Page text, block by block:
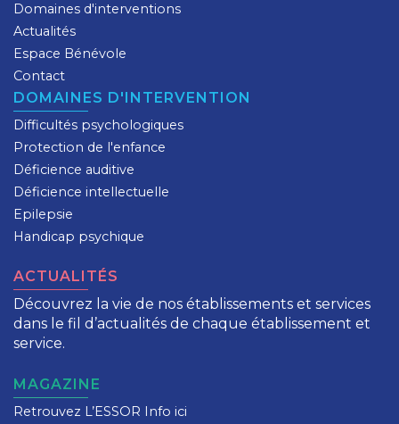
Domaines d'interventions
Actualités
Espace Bénévole
Contact
DOMAINES D'INTERVENTION
Difficultés psychologiques
Protection de l'enfance
Déficience auditive
Déficience intellectuelle
Epilepsie
Handicap psychique
ACTUALITÉS
Découvrez la vie de nos établissements et services
dans le fil d’actualités de chaque établissement et
service.
MAGAZINE
Retrouvez L’ESSOR Info ici